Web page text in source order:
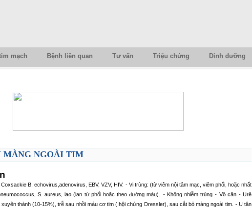
mạch Bệnh liên quan Tư vấn Triệu chứng Dinh dưỡng
MÀNG NGOÀI TIM
B, echovirus,adenovirus, EBV, VZV, HIV. - Vi trùng: (từ viêm nội tâm mạc, viêm phổi, hoặc nhất
S. aureus, lao (lan từ phổi hoặc theo đường máu).
- Không nhiễm trùng - Vô căn - Urê
thành (10-15%), trễ sau nhồi máu cơ tim ( hội chứng Dressler), sau cắt bỏ màng ngoài tim. - U tân